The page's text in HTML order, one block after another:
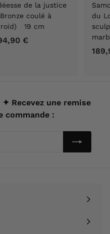
de la justice
coulé à
19 cm
€
€
du
Recevez une remise
commande :